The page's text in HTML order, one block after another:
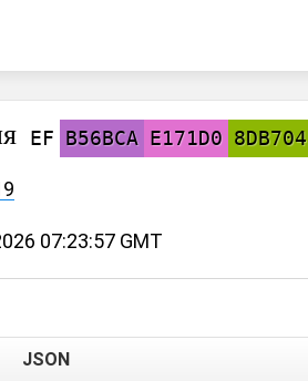
EF B56BCA E171D0 8DB704
07:23:57 GMT
JSON